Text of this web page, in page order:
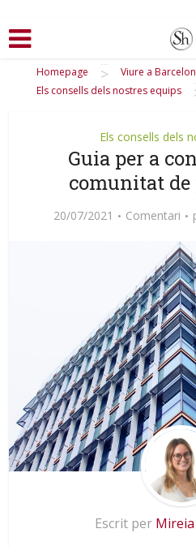
Homepage > Viure a
Els consells dels nostres equips
Els consells dels
Guia per a
comunitat
20/07/2021 Comentari
Escrit per Mireia